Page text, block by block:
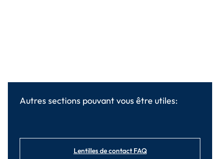
Autres sections pouvant vous être utiles:
Lentilles de contact FAQ